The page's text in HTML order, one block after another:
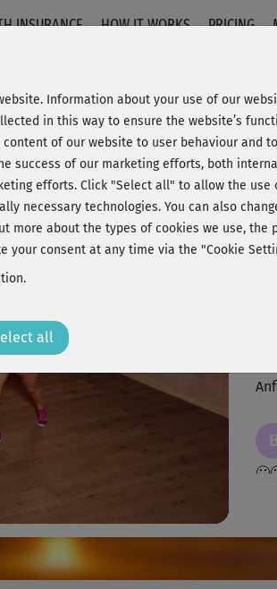
INSURANCE HOW IT WORKS PRICING
20% Rabatt + Wunsch-Goodie
B
Information about your use of our
in this way to ensure the website’s
of our website to user behaviour and
success of our marketing efforts, both
efforts. Click "Select all" to allow the
necessary technologies. You can also
more about the types of cookies we use, the
your consent at any time via the "Cookie
all